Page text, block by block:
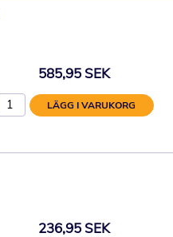
585,95 SEK
LÄGG I VARUKORG
236,95 SEK